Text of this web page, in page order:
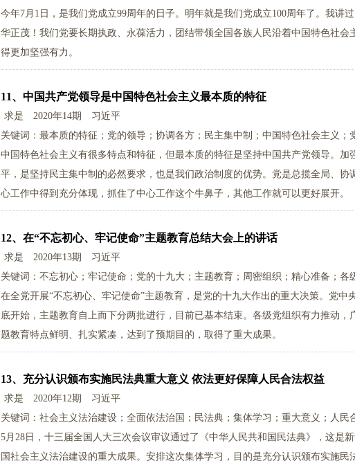
今年7月1日，是我们党成立99周年的日子。明年就是我们党成立100周年了。我讲
华正茂！我们党要长期执政、永葆活力，团结带领全国各族人民沿着中国特色社
得更加坚强有力。
11、 中国共产党领导是中国特色社会主义最本质的特征
求是 2020年14期
习近平
关键词：最本质的特征；党的领导；协调各方；民主集中制；中国特色社会主义；
中国特色社会主义有很多特点和特征，但最本质的特征是坚持中国共产党领导。
平，是坚持民主集中制的必然要求，也是我们政治制度的优势。党是总揽全局、
心工作中得到充分体现，抓住了中心工作这个牛鼻子，其他工作就可以更好展开。
12、 在“不忘初心、牢记使命”主题教育总结大会上的讲话
求是 2020年13期
习近平
关键词：不忘初心；牢记使命；党的十九大；主题教育；周密组织；精心准备；各
在全党开展“不忘初心、牢记使命”主题教育，是党的十九大作出的重大决策。党中
底开始，主题教育自上而下分两批进行，目前已基本结束。各级党组织有力推动
题教育特点鲜明、扎实紧凑，达到了预期目的，取得了重大成果。
13、 充分认识颁布实施民法典重大意义 依法更好保障人民合法权益
求是 2020年12期
习近平
关键词：社会主义法治建设；全面依法治国；民法典；集体学习；重大意义；人
5月28日，十三届全国人大三次会议审议通过了《中华人民共和国民法典》，这是
国社会主义法治建设的重大成果。安排这次集体学习，目的是充分认识颁布实施